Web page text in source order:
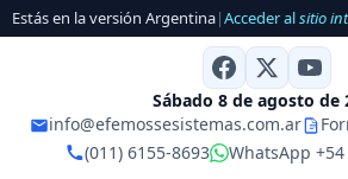
Estás en la versión Argentina|Acceder alsitio
Sábado 8 de agosto de
info@efemossesistemas.com.ar
(011) 6155-8693
WhatsApp